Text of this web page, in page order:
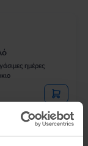
ημέρες